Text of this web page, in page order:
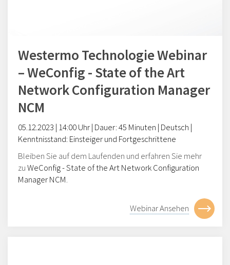
Westermo Technologie Webinar
– WeConfig - State of the Art
Network Configuration Manager
NCM
05.12.2023 | 14:00 Uhr | Dauer: 45 Minuten | Deutsch |
Kenntnisstand: Einsteigerund Fortgeschrittene
Bleiben Sie auf dem Laufenden und erfahren Sie mehr
zuWeConfig-State of the ArtNetworkConfiguration
ManagerNCM.
Webinar Ansehen